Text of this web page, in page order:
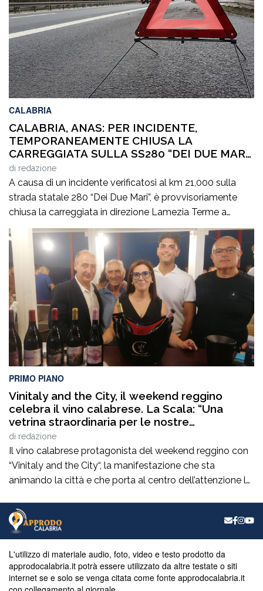
CALABRIA
CALABRIA, ANAS: PER INCIDENTE,
TEMPORANEAMENTE CHIUSA LA
CARREGGIATA SULLA SS280 “DEI DUE MARI”,
IN DIREZIONE LAMEZIA TERME
di redazione
A causa di un incidente verificatosi al km 21,000 sulla
strada statale 280 “Dei Due Mari”, è provvisoriamente
chiusa la carreggiata in direzione Lamezia Terme a
Marcellinara (CZ). Il sinistro, le cui cause sono in corso di
accertamento, ha coinvolto un mezzo pesante e un
veicolo leggero provocando il ferimento di cinque
persone. Il traffico […]
PRIMO PIANO
Vinitaly and the City, il weekend reggino
celebra il vino calabrese. La Scala: “Una
vetrina straordinaria per le nostre
eccellenze”
di redazione
Il vino calabrese protagonista del weekend reggino con
“Vinitaly and the City“, la manifestazione che sta
animando la città e che porta al centro dell’attenzione le
che incrocia promozione, cultura, turismo e
valorizzazione delle produzioni locali e che raccoglie il
plauso del consigliere comunaleRocco La Scala. “È una
manifestazione […]
L'utilizzo di materiale audio, foto, video e testo prodotto da
approdocalabria.it potrà essere utilizzato da altre testate o siti
internet se e solo se venga citata come fonte approdocalabria.it